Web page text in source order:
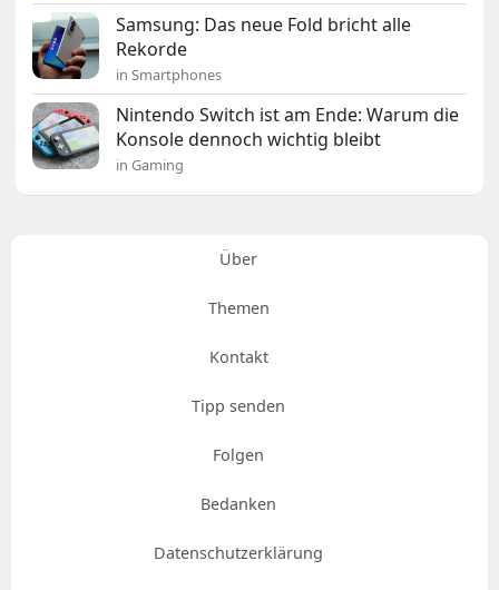
Samsung: Das neue Fold bricht alle
Rekorde
in Smartphones
Nintendo Switch ist am Ende: Warum die
Konsole dennoch wichtig bleibt
in Gaming
Über
Themen
Kontakt
Tipp senden
Folgen
Bedanken
Datenschutzerklärung